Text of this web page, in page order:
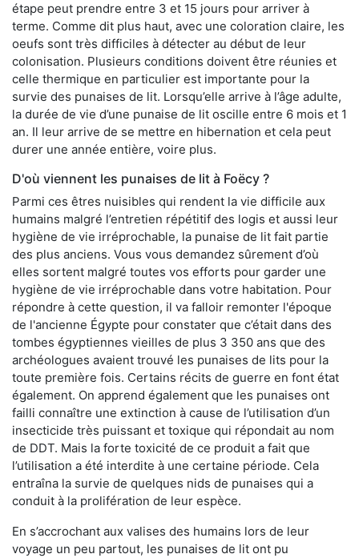
étape peut prendre entre 3 et 15 jours pour arriver à
terme. Comme dit plus haut, avec une coloration claire, les
oeufs sont très difficiles à détecter au début de leur
colonisation. Plusieurs conditions doivent être réunies et
celle thermique en particulier est importante pour la
survie des punaises de lit. Lorsqu’elle arrive à l’âge adulte,
la durée de vie d’une punaise de lit oscille entre 6 mois et 1
an. Il leur arrive de se mettre en hibernation et cela peut
durer une année entière, voire plus.
D'où viennent les punaises de lit à Foëcy ?
Parmi ces êtres nuisibles qui rendent la vie difficile aux
humains malgré l’entretien répétitif des logis et aussi leur
hygiène de vie irréprochable, la punaise de lit fait partie
des plus anciens. Vous vous demandez sûrement d’où
elles sortent malgré toutes vos efforts pour garder une
hygiène de vie irréprochable dans votre habitation. Pour
répondre à cette question, il va falloir remonter l'époque
de l'ancienne Égypte pour constater que c’était dans des
tombes égyptiennes vieilles de plus 3 350 ans que des
archéologues avaient trouvé les punaises de lits pour la
toute première fois. Certains récits de guerre en font état
également. On apprend également que les punaises ont
failli connaître une extinction à cause de l’utilisation d’un
insecticide très puissant et toxique qui répondait au nom
de DDT. Mais la forte toxicité de ce produit a fait que
l’utilisation a été interdite à une certaine période. Cela
entraîna la survie de quelques nids de punaises qui a
conduit à la prolifération de leur espèce.
En s’accrochant aux valises des humains lors de leur
voyage un peu partout, les punaises de lit ont pu